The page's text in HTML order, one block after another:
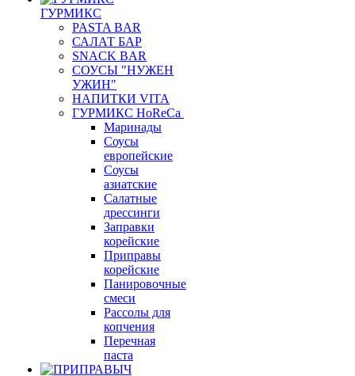
ГУРМИКС
PASTA BAR
САЛАТ БАР
SNACK BAR
СОУСЫ "НУЖЕН
УЖИН"
НАПИТКИ VITA
ГУРМИКС HoReCa
Маринады
Соусы
европейские
Соуcы
азиатские
Салатные
дрессинги
Заправки
корейские
Приправы
корейские
Панировочные
смеси
Рассолы для
копчения
Перечная
паста